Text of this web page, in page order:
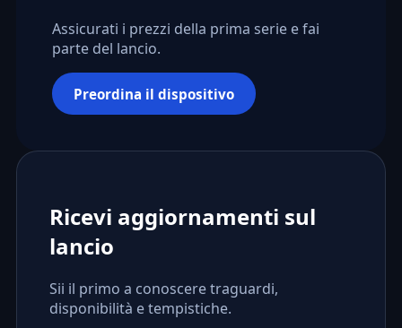
Assicurati i prezzi della prima serie e fai
parte del lancio.
Preordina il dispositivo
Ricevi aggiornamenti sul
lancio
Sii il primo a conoscere traguardi,
disponibilità e tempistiche.